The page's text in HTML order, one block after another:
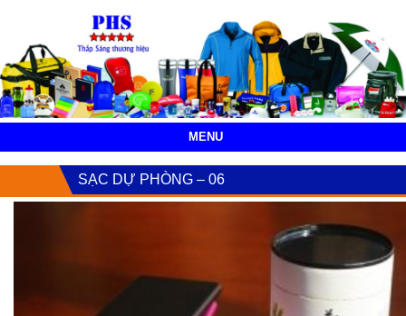
MENU
SẠC DỰ PHÒNG – 06